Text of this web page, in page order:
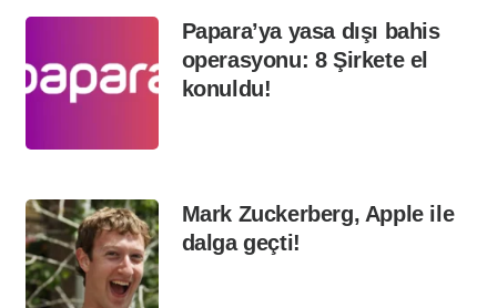
Papara’ya yasa dışı bahis
operasyonu: 8 Şirkete el
konuldu!
Mark Zuckerberg, Apple ile
dalga geçti!